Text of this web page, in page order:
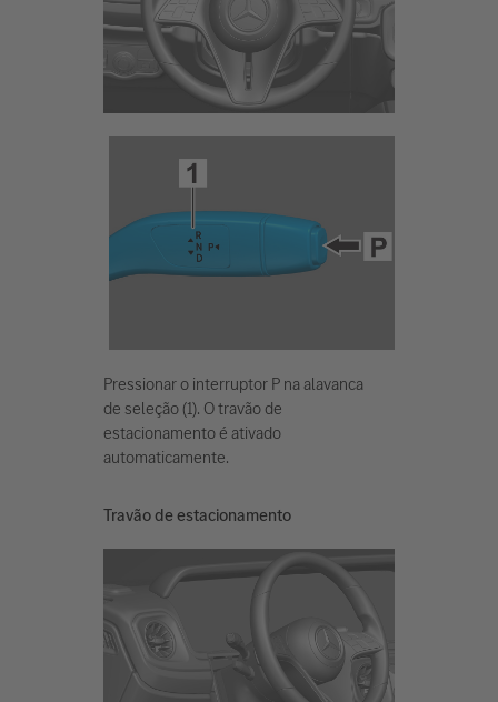
Pressionar o interruptor P na alavanca
de seleção (1). O travão de
estacionamento é ativado
automaticamente.
Travão de estacionamento